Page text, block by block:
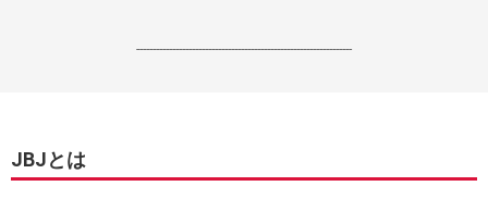
------------------------------------------------------------------
JBJとは